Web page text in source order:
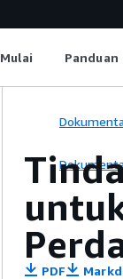
Mulai Panduan
PDF